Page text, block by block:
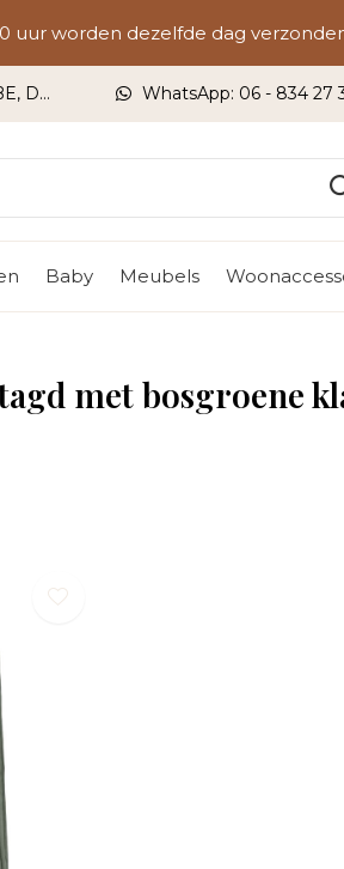
Baby Meubels
DU) WhatsApp: 06 - 834 27
uur worden dezelfde dag
met bosgroene